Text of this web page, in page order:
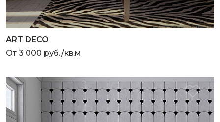
ART DECO
От 3 000 руб./кв.м